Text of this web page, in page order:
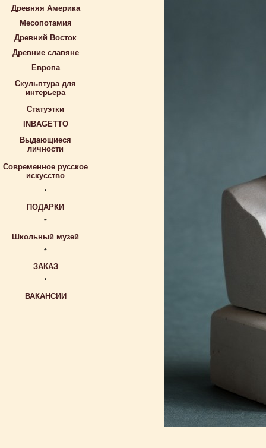
Древняя Америка
Месопотамия
Древний Восток
Древние славяне
Европа
Скульптура для
интерьера
Статуэтки
INBAGETTO
Выдающиеся
личности
Современное русское
искусство
*
ПОДАРКИ
*
Школьный музей
*
ЗАКАЗ
*
ВАКАНСИИ